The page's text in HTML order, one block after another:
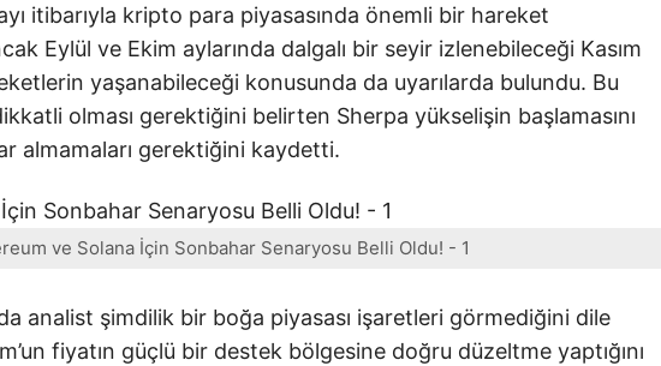
itibarıyla kripto para piyasasında önemli bir hareket
Eylül ve Ekim aylarında dalgalı bir seyir izlenebileceği Kasım
yaşanabileceği konusunda da uyarılarda bulundu. Bu
olması gerektiğini belirten Sherpa yükselişin başlamasını
almamaları gerektiğini kaydetti.
ve Solana İçin Sonbahar Senaryosu Belli Oldu! - 1
analist şimdilik bir boğa piyasası işaretleri görmediğini dile
fiyatın güçlü bir destek bölgesine doğru düzeltme yaptığını